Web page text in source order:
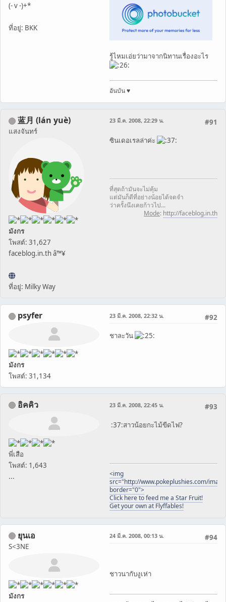
(- v -)+*
ที่อยู่: BKK
รู้ไหมเอ่ยว่ามาจากนิทานเรื่องอะไร
อันบัน ♥
蓝月 (lán yuè)
แสงจันทร์
มังกร
โพสต์: 31,627
faceblog.in.th â™¥
ที่อยู่: Milky Way
#91
23 มี.ค. 2008, 22:29 น.
ซินเดอเรลล่าค่ะ
ที่สุดถ้ามันจะไม่คุ้ม
แต่มันก็ดีที่อย่างน้อยได้จดจำ
ว่าครั้งนึงเคยก้าวไป...
Mode: http://faceblog.in.th
psyfer
มังกร
โพสต์: 31,134
#92
23 มี.ค. 2008, 22:32 น.
ชาละวัน
อิคคิว
พี่เสือ
โพสต์: 1,643
...
#93
23 มี.ค. 2008, 22:45 น.
:37:สาวน้อยกะไม้ขีดไฟ?
<img
src="http://www.pokeplushies.com/
border="0">
Click here to feed me a Star Fruit!
Get your own at Flyffables!
ยุนเอ
S<3NE
มังกร
#94
24 มี.ค. 2008, 00:13 น.
ชาวนากับงูเห่า